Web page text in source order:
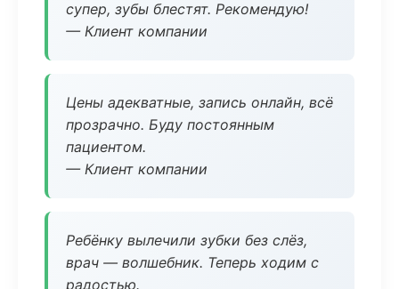
супер, зубы блестят. Рекомендую!
— Клиент компании
Цены адекватные, запись онлайн, всё
прозрачно. Буду постоянным
пациентом.
— Клиент компании
Ребёнку вылечили зубки без слёз,
врач — волшебник. Теперь ходим с
радостью.